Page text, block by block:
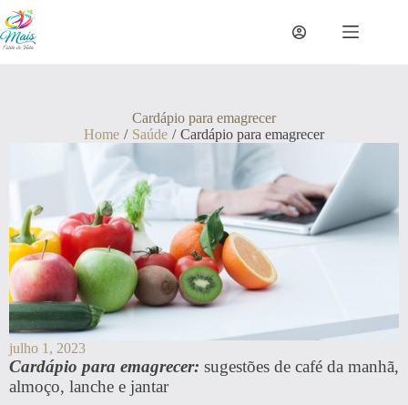
Cardápio para emagrecer
Home / Saúde / Cardápio para emagrecer
julho 1, 2023
Cardápio para emagrecer: sugestões de café da manhã,
almoço, lanche e jantar